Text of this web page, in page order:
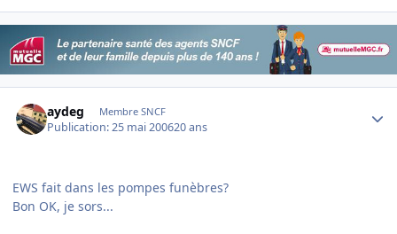
aydeg Membre SNCF
Publication:25 mai 200620 ans
EWS fait dans les pompes funèbres?
Bon OK, je sors...